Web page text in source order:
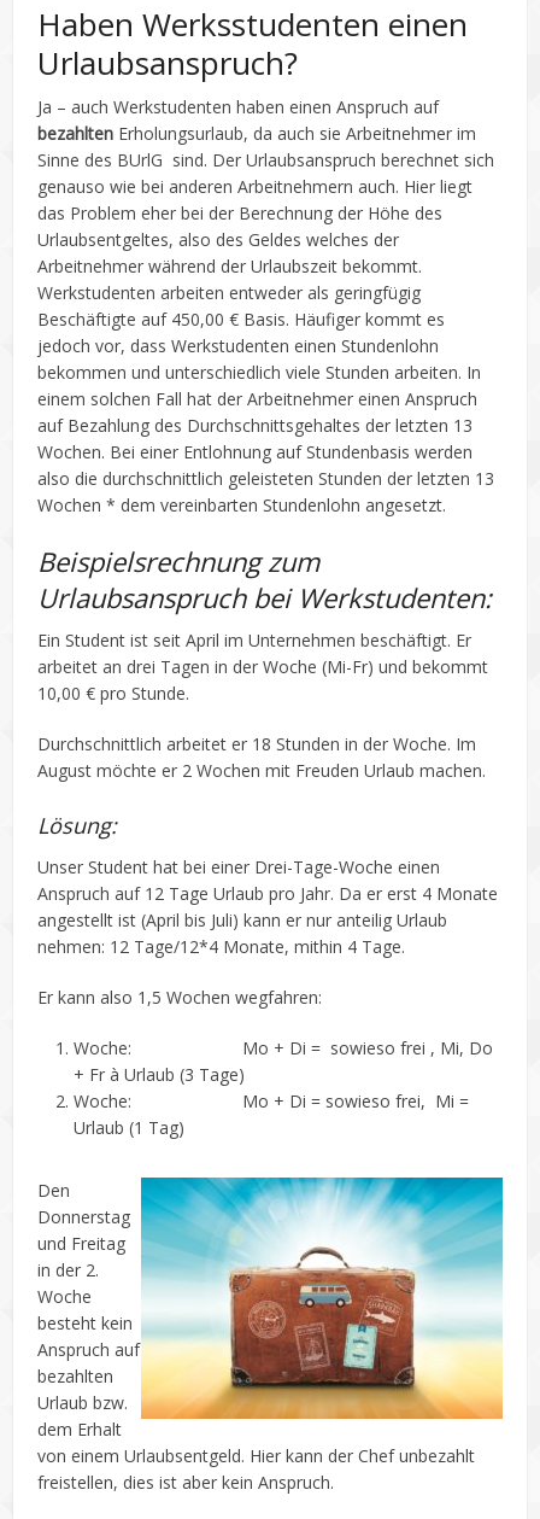
Haben Werksstudenten einen
Urlaubsanspruch?
Ja – auch Werkstudenten haben einen Anspruch auf
bezahlten Erholungsurlaub, da auch sie Arbeitnehmer im
Sinne des BUrlG sind. Der Urlaubsanspruch berechnet sich
genauso wie bei anderen Arbeitnehmern auch. Hier liegt
das Problem eher bei der Berechnung der Höhe des
Urlaubsentgeltes, also des Geldes welches der
Arbeitnehmer während der Urlaubszeit bekommt.
Werkstudenten arbeiten entweder als geringfügig
Beschäftigte auf 450,00 € Basis. Häufiger kommt es
jedoch vor, dass Werkstudenten einen Stundenlohn
bekommen und unterschiedlich viele Stunden arbeiten. In
einem solchen Fall hat der Arbeitnehmer einen Anspruch
auf Bezahlung des Durchschnittsgehaltes der letzten 13
Wochen. Bei einer Entlohnung auf Stundenbasis werden
also die durchschnittlich geleisteten Stunden der letzten 13
Wochen * dem vereinbarten Stundenlohn angesetzt.
Beispielsrechnung zum
Urlaubsanspruch bei Werkstudenten:
Ein Student ist seit April im Unternehmen beschäftigt. Er
arbeitet an drei Tagen in der Woche (Mi-Fr) und bekommt
10,00 € pro Stunde.
Durchschnittlich arbeitet er 18 Stunden in der Woche. Im
August möchte er 2 Wochen mit Freuden Urlaub machen.
Lösung:
Unser Student hat bei einer Drei-Tage-Woche einen
Anspruch auf 12 Tage Urlaub pro Jahr. Da er erst 4 Monate
angestellt ist (April bis Juli) kann er nur anteilig Urlaub
nehmen: 12 Tage/12*4 Monate, mithin 4 Tage.
Er kann also 1,5 Wochen wegfahren:
Woche: Mo + Di = sowieso frei , Mi, Do
+ Fr à Urlaub (3 Tage)
Woche: Mo + Di = sowieso frei, Mi =
Urlaub (1 Tag)
Den
Donnerstag
und Freitag
in der 2.
Woche
besteht kein
Anspruch auf
bezahlten
Urlaub bzw.
dem Erhalt
von einem Urlaubsentgeld. Hier kann der Chef unbezahlt
freistellen, dies ist aber kein Anspruch.